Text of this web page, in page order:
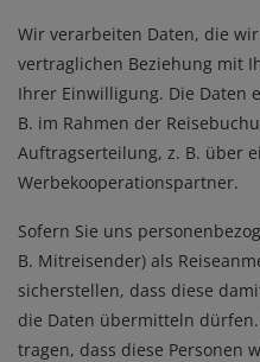
Wir verarbeiten Daten, die
vertraglichen Beziehung mit
Ihrer Einwilligung. Die Daten
B. im Rahmen der
Auftragserteilung, z. B. über
Werbekooperationspartner.
Sofern Sie uns
B. Mitreisender) als
sicherstellen, dass diese
die Daten übermitteln
tragen, dass diese Personen